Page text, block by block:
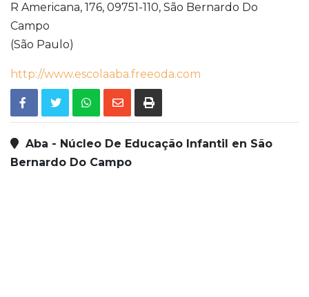
R Americana, 176, 09751-110, São Bernardo Do
Campo
(São Paulo)
http://www.escolaaba.freeoda.com
Aba - Núcleo De Educação Infantil en São
Bernardo Do Campo